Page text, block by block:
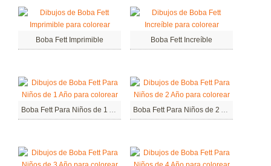
Boba Fett Imprimible Boba Fett Increíble
Boba Fett Para Niños de 1 Año Boba Fett Para Niños de 2 Año